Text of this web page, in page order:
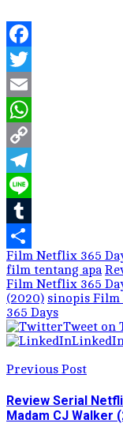
Facebook
Twitter
Email
WhatsApp
Copy
Link
Telegram
Line
Tumblr
Share
Film Netflix 365
film tentang apa
Film Netflix 365
(2020) sinopis Film
365 Days
Tweet on
Previous Post
Review Serial
Madam CJ Walker